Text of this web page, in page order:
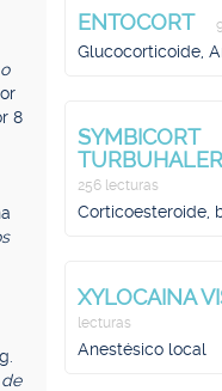
8
ENTOCORT
Glucocorticoide,
SYMBICORT
256 lecturas
Corticoesteroide,
XYLOCAINA
lecturas
Anestésico local